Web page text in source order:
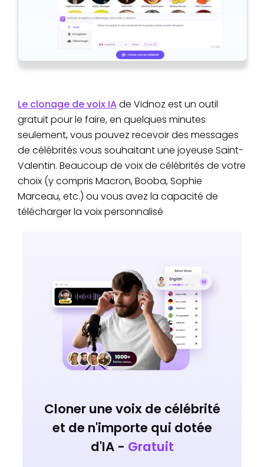
Le clonage de voix IAde Vidnoz est un outil
gratuit pour le faire, en quelques minutes
seulement, vous pouvez recevoir des messages
de célébrités vous souhaitant une joyeuse Saint-
Valentin. Beaucoup de voix de célébrités de votre
choix (y compris Macron, Booba, Sophie
Marceau, etc.) ou vous avez la capacité de
télécharger la voix personnalisé
Cloner une voix de célébrité
et de n'importe qui dotée
d'IA - Gratuit